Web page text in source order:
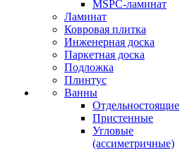
MSPC-ламинат
Ламинат
Ковровая плитка
Инженерная доска
Паркетная доска
Подложка
Плинтус
Ванны
Отдельностоящие
Пристенные
Угловые
(ассиметричные)